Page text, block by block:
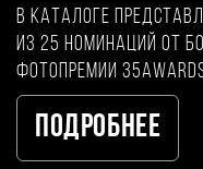
В каталоге
из 25 номинаций от
фотопремии
Подробнее